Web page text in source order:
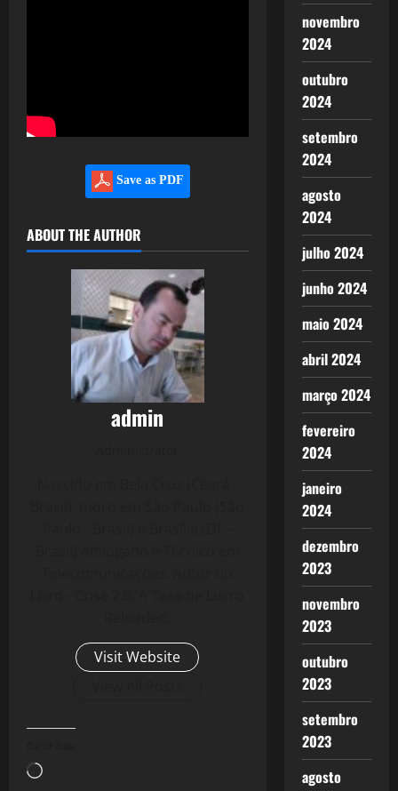
Save as PDF
ABOUT THE AUTHOR
admin
Visit Website
Carregando...
novembro
2024
outubro
2024
setembro
2024
agosto
2024
julho 2024
junho 2024
maio 2024
abril 2024
março 2024
fevereiro
2024
janeiro
2024
dezembro
2023
novembro
2023
outubro
2023
setembro
2023
agosto